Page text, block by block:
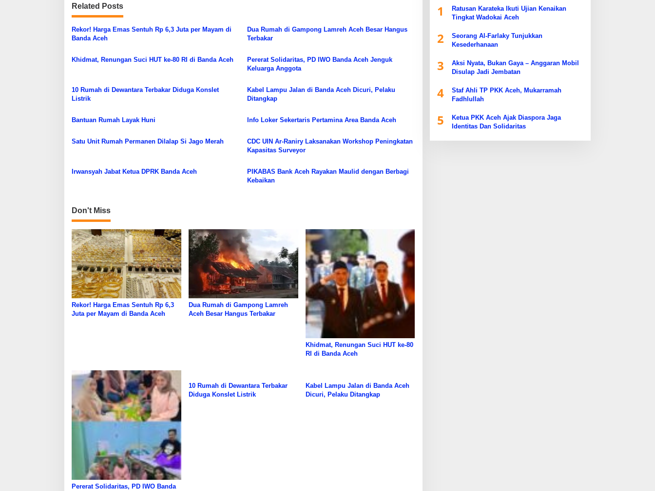
i
a
i
o
Related Posts
Rekor! Harga Emas Sentuh Rp 6,3 Juta per Mayam di
Banda Aceh
Dua Rumah di Gampong Lamreh Aceh Besar Hangus
Terbakar
Khidmat, Renungan Suci HUT ke-80 RI di Banda Aceh
Pererat Solidaritas, PD IWO Banda Aceh Jenguk
Keluarga Anggota
10 Rumah di Dewantara Terbakar Diduga Konslet
Listrik
Kabel Lampu Jalan di Banda Aceh Dicuri, Pelaku
Ditangkap
Bantuan Rumah Layak Huni Info Loker Sekertaris Pertamina Area Banda Aceh
Satu Unit Rumah Permanen Dilalap Si Jago Merah
CDC UIN Ar-Raniry Laksanakan Workshop Peningkatan
Kapasitas Surveyor
Irwansyah Jabat Ketua DPRK Banda Aceh
PIKABAS Bank Aceh Rayakan Maulid dengan Berbagi
Kebaikan
Don't Miss
Rekor! Harga Emas Sentuh Rp 6,3
Juta per Mayam di Banda Aceh
Dua Rumah di Gampong Lamreh
Aceh Besar Hangus Terbakar
Khidmat, Renungan Suci HUT ke-80
RI di Banda Aceh
Pererat Solidaritas, PD IWO Banda
10 Rumah di Dewantara Terbakar
Diduga Konslet Listrik
Kabel Lampu Jalan di Banda Aceh
Dicuri, Pelaku Ditangkap
1
Ratusan Karateka Ikuti Ujian Kenaikan
Tingkat Wadokai Aceh
2
Seorang Al-Farlaky Tunjukkan
Kesederhanaan
3
Aksi Nyata, Bukan Gaya – Anggaran Mobil
Disulap Jadi Jembatan
4
Staf Ahli TP PKK Aceh, Mukarramah
Fadhlullah
5
Ketua PKK Aceh Ajak Diaspora Jaga
Identitas Dan Solidaritas